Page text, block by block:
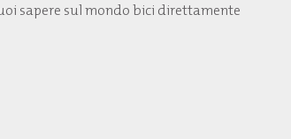
sapere sul mondo bici direttamente